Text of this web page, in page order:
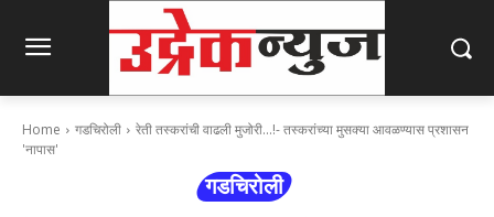
Home गडचिरोली
रेती तस्करांची वाढली मुजोरी...!- तस्करांच्या मुसक्या आवळण्यास प्रशासन
'नापास'
गडचिरोली